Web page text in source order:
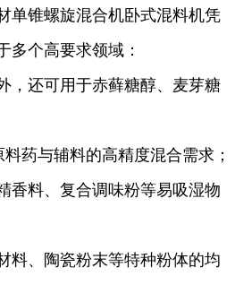
单锥螺旋混合机卧式混料机凭
多个高要求领域：
，还可用于赤藓糖醇、麦芽糖
药与辅料的高精度混合需求；
香料、复合调味粉等易吸湿物
料、陶瓷粉末等特种粉体的均